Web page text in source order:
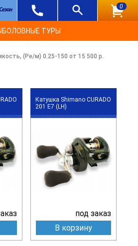
0
ТУРЫ
(Ре/м) 0.25-150 от 15 500 р.
Катушка Shimano CURADO
201 E7 (LH)
под заказ
В корзину